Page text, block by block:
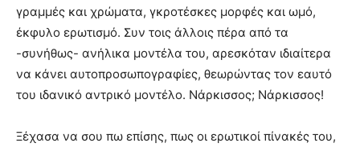
γραμμές και χρώματα, γκροτέσκες μορφές και ωμό,
έκφυλο ερωτισμό. Συν τοις άλλοις πέρα από τα
-συνήθως- ανήλικα μοντέλα του, αρεσκόταν ιδιαίτερα
να κάνει αυτοπροσωπογραφίες, θεωρώντας τον εαυτό
του ιδανικό αντρικό μοντέλο. Νάρκισσος; Νάρκισσος!
Ξέχασα να σου πω επίσης, πως οι ερωτικοί πίνακές του,